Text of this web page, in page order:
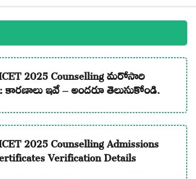
2025 Counselling మరోసారి
ఇవే – అందరూ తెలుసుకోండి.
2025 Counselling Admissions
Verification Details